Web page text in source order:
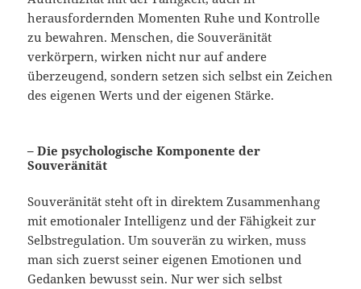
herausfordernden Momenten Ruhe und Kontrolle
zu bewahren. Menschen, die Souveränität
verkörpern, wirken nicht nur auf andere
überzeugend, sondern setzen sich selbst ein Zeichen
des eigenen Werts und der eigenen Stärke.
– Die psychologische Komponente der
Souveränität
Souveränität steht oft in direktem Zusammenhang
mit emotionaler Intelligenz und der Fähigkeit zur
Selbstregulation. Um souverän zu wirken, muss
man sich zuerst seiner eigenen Emotionen und
Gedanken bewusst sein. Nur wer sich selbst